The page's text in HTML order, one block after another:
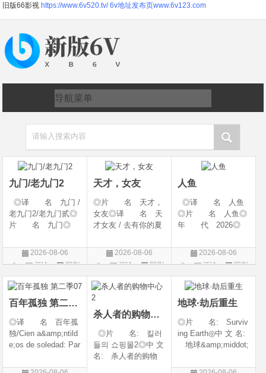
旧版66影视 https://www.6v520.tv/ 6v地址发布页www.6v123.com
请输入搜索内容
九门/老九门2
◎译 名 九门 /
老九门2/老九门贰◎
片 名 九门◎
产 地 中国大陆
◎类 别 剧情 /
言 汉语普通话◎上
映日期 2026-07
2026-08-06
评论
国剧
天才，女友
◎片 名 天才，
女友◎译 名 天
才女友 / 去有你的夏
年 代 2026◎
产 地 中国大陆
爱情◎语 言 汉
语普通话◎上映日期
2026-08-06
评论
国剧
人鱼
◎译 名 人鱼
◎片 名 人鱼◎
年 代 2026◎
◎类 别 剧情 /
悬疑◎语 言 汉
期 2026-08-04(中国
大陆)◎IMDb链接 t
2026-08-06
评论
国剧
百年孤独 第二季07
◎译 名 百年孤
独/Cien a&amp;ntild
e;os de soledad: Par
ears of Solitude/One
杀人者的购物中心2
◎片 名: 킬러
들의 쇼핑몰2◎中 文
名: 杀人者的购物
地球·劫后重生
◎片 名: Surviv
ing Earth◎中 文 名:
地球&amp;middot;
名: 幸存地球◎